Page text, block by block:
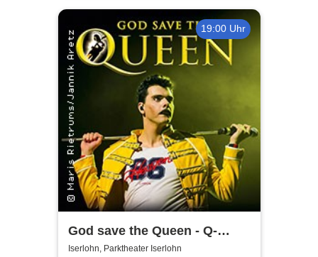
19:00 Uhr
God save the Queen - Q-
Revival Band
Iserlohn, Parktheater Iserlohn